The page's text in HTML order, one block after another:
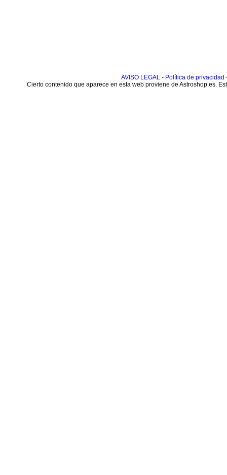
AVISO LEGAL - Política de privacidad
Cierto contenido que aparece en esta web proviene de Astroshop.es.